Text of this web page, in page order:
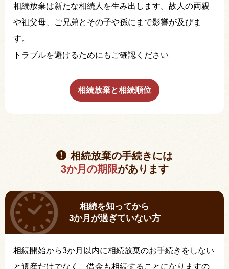
相続放棄は新たな相続人を生み出します。故人の両親
や祖父母、ご兄弟とその子や孫にまで影響が及びま
す。
トラブルを避けるためにもご確認ください
相続放棄と相続順位
相続放棄の手続きには
3か月の期限があります
相続を知ってから
3か月が過ぎていない方
相続開始から3か月以内に相続放棄のお手続きをしない
と遺産だけでなく、借金も相続することになりますの